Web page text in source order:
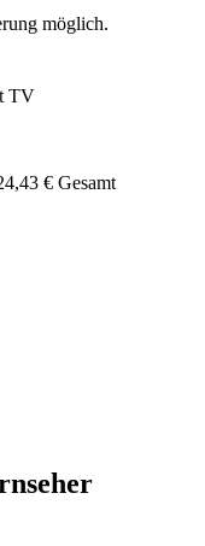
möglich.
TV
€ Gesamt